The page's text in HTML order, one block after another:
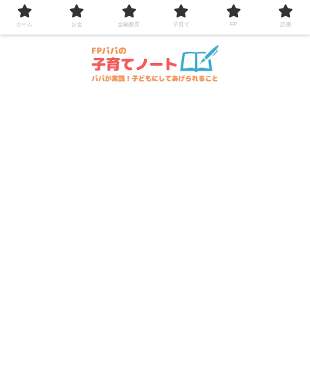
コンテンツへスキップ
ホーム お金 金融教育 子育て FP 読書